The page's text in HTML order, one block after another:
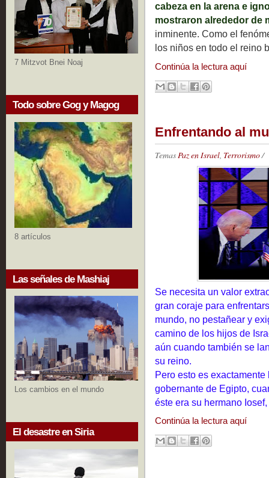
7 Mitzvot Bnei Noaj
Todo sobre Gog y Magog
8 artículos
Las señales de Mashiaj
Los cambios en el mundo
El desastre en Siria
cabeza en la arena e
mostraron alrededor de
inminente. Como el
los niños en todo el reino
Continúa la lectura aquí
Enfrentando al
Temas Paz en Israel Terrorismo/
Se necesita un valor
gran coraje para
mundo, no pestañear y
camino de los hijos de
aún cuando también se
su reino.
Pero esto es
gobernante de Egipto,
éste era su hermano Iosef,
Continúa la lectura aquí